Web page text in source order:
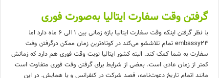
گرفتن وقت سفارت ایتالیا به‌صورت فوری
با نظر گرفتن اینکه وقت سفارت ایتالیا بازه زمانی بین 1 الی 6 ماه دارد اما
embassy24 تمام تلاششو می‌کند در کوتاه‌ترین زمان ممکن درگرفتن وقت
سفارت به شما کمک کند. البته کشور ایتالیا نوبت وقت فوری هم دارد که زمانش
کمتر از زمان عادی است. بعضی از شرایط برای گرفتن وقت فوری متفاوت است
مانند اتمام تاریخ دعوت‌نامه، قصد شرکت در کنفرانس و یا همایش. در این